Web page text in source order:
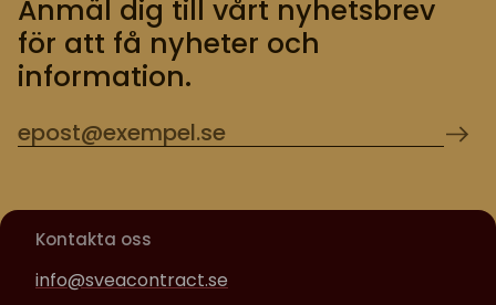
Anmäl dig till vårt nyhetsbrev
för att få nyheter och
information.
Kontakta oss
info@sveacontract.se